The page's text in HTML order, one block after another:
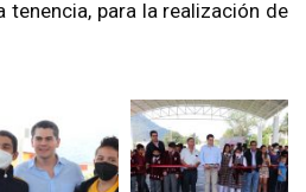
para la realización de